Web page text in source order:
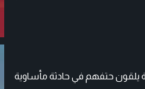
يلقون حتفهم في حادثة مأساوية